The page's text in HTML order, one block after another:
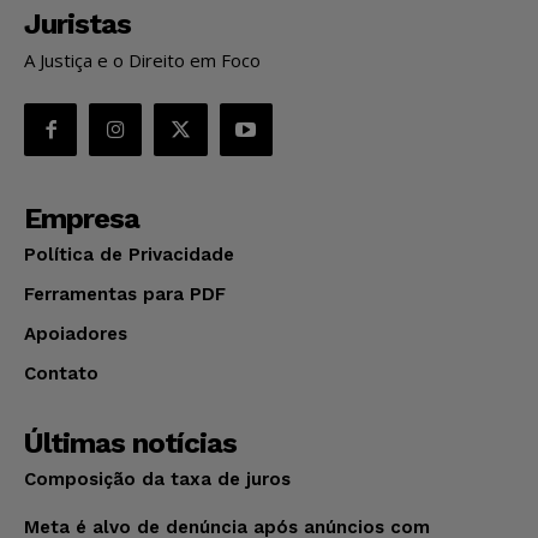
Juristas
A Justiça e o Direito em Foco
Empresa
Política de Privacidade
Ferramentas para PDF
Apoiadores
Contato
Últimas notícias
Composição da taxa de juros
Meta é alvo de denúncia após anúncios com